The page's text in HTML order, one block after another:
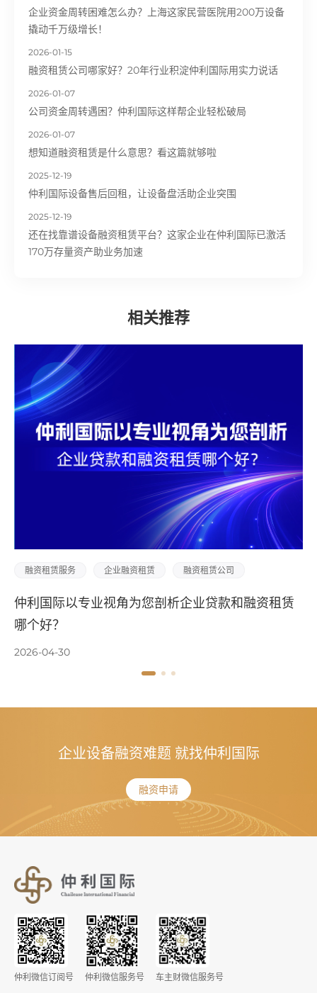
企业资金周转困难怎么办？上海这家民营医院用200万设备
撬动千万级增长！
2026-01-15
融资租赁公司哪家好？20年行业积淀仲利国际用实力说话
2026-01-07
公司资金周转遇困？仲利国际这样帮企业轻松破局
2026-01-07
想知道融资租赁是什么意思？看这篇就够啦
2025-12-19
仲利国际设备售后回租，让设备盘活助企业突围
2025-12-19
还在找靠谱设备融资租赁平台？这家企业在仲利国际已激活
170万存量资产助业务加速
相关推荐
融资租赁公司
析企业贷款和融资租赁
融资租赁服务
企业借贷和融资租赁怎么
企业设备融资难题 就找仲利国际
融资申请
仲利微信订阅号 仲利微信服务号 车主财微信服务号